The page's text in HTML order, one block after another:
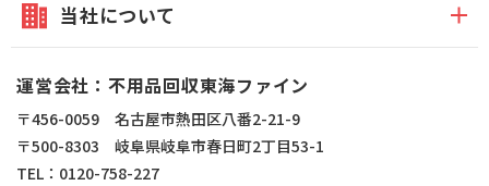
当社について
運営会社：不用品回収東海ファイン
〒456-0059 名古屋市熱田区八番2-21-9
〒500-8303 岐阜県岐阜市春日町2丁目53-1
TEL：0120-758-227